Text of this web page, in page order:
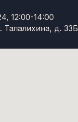
12:00-14:00
Талалихина, д. 33Б